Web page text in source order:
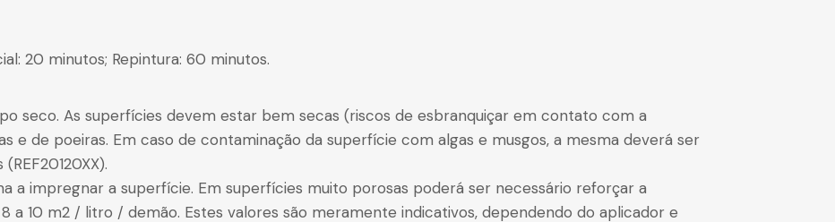
20 minutos; Repintura: 60 minutos.
seco. As superfícies devem estar bem secas (riscos de esbranquiçar em contato com a
e de poeiras. Em caso de contaminação da superfície com algas e musgos, a mesma deverá ser
a impregnar a superfície. Em superfícies muito porosas poderá ser necessário reforçar a
a 10 m2 / litro / demão. Estes valores são meramente indicativos, dependendo do aplicador e